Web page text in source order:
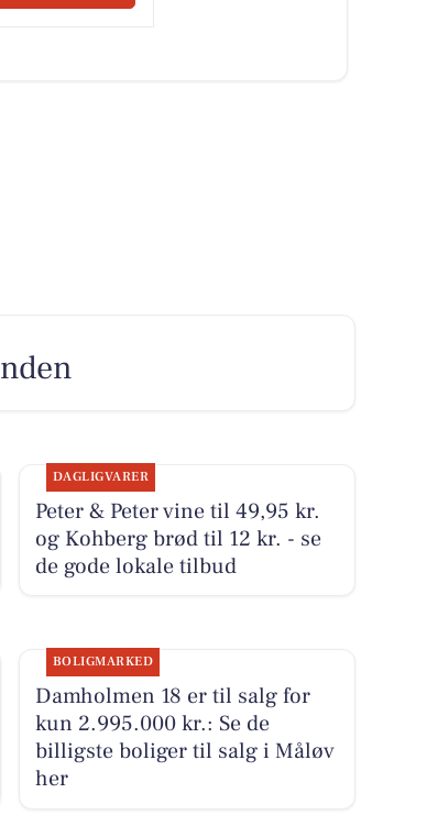
DAGLIGVARER
Peter & Peter vine til 49,95 kr.
og Kohberg brød til 12 kr. - se
de gode lokale tilbud
BOLIGMARKED
Damholmen 18 er til salg for
kun 2.995.000 kr.: Se de
billigste boliger til salg i Måløv
her